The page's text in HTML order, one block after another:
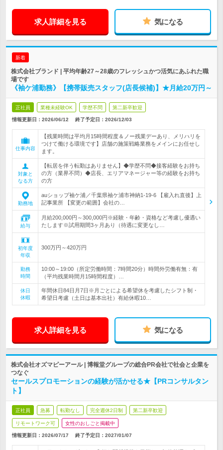
求人詳細を見る 気になる
新着
株式会社ブランド | 平均年齢27～28歳のフレッシュかつ活気にあふれた職
場です
《袖ケ浦勤務》【携帯販売スタッフ(店長候補)】★月給20万円～
正社員 業種未経験OK 学歴不問 第二新卒歓迎
情報更新日：2026/06/12 終了予定日： 2026/12/03
仕事内容
【残業時間は平均月15時間程度＆ノー残業デーあり、メリハリを
つけて働ける環境です】店舗の施策戦略業務をメインにお任せし
ます。
対象と
なる方
【転居を伴う転勤はありません】◆学歴不問◆接客経験をお持ち
の方（業界不問）◆店長、エリアマネージャー等の経験をお持ち
の方
勤務地
auショップ袖ケ浦／千葉県袖ケ浦市神納1-19-6 【雇入れ直後】上
記事業所 【変更の範囲】会社の…
給与
月給200,000円～300,000円※経験・年齢・資格など考慮し優遇い
たします※試用期間3ヶ月あり（待遇に変更なし…
初年度
年収
300万円～420万円
勤務
時間
10:00～19:00（所定労働時間：7時間20分）時間外労働有無：有
（平均残業時間月15時間程度）…
休日
休暇
年間休日84日月7日※月ごとによる希望休を考慮したシフト制・
希望日考慮（土日は基本出社）有給休暇10…
求人詳細を見る 気になる
株式会社オズマピーアール | 博報堂グループの総合PR会社で社会と企業を
つなぐ
セールスプロモーションの経験が活かせる★【PRコンサルタン
ト】
正社員 急募 転勤なし 完全週休2日制 第二新卒歓迎
リモートワーク可 女性のおしごと掲載中
情報更新日：2026/07/17 終了予定日： 2027/01/07